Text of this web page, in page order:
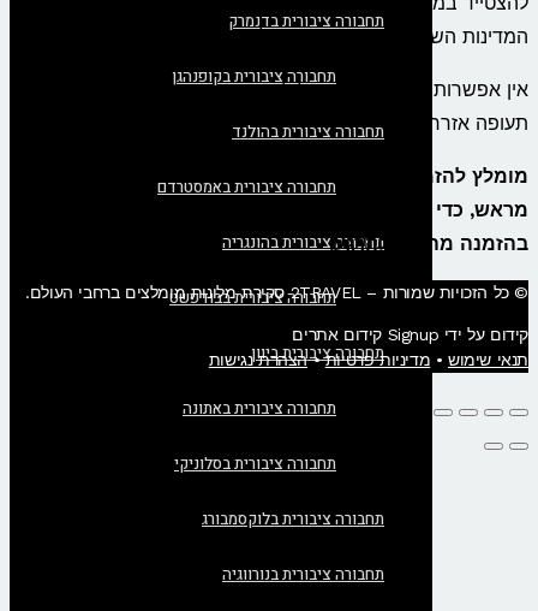
תחבורה ציבורית בדנמרק
תחבורה ציבורית בקופנהגן
תחבורה ציבורית בהולנד
תחבורה ציבורית באמסטרדם
תחבורה ציבורית בהונגריה
תחבורה ציבורית בבודפשט
תחבורה ציבורית ביוון
תחבורה ציבורית באתונה
תחבורה ציבורית בסלוניקי
תחבורה ציבורית בלוקסמבורג
תחבורה ציבורית בנורווגיה
המדינות השכנות עם חציית הגבולות.
אין אפשרות טיסה מזקופנה לזלצבורג, שכן בזקופנה אין נמל
תעופה אזרחי.
מומלץ להזמין כרטיסי אוטובוס או רכבת מזקופנה לזלצבורג
מראש, כדי להבטיח מחירים טובים, זולים ואטרקטיביים יותר
בהזמנה מהרגע להרגע.
© כל הזכויות שמורות – 2TRAVEL סקירת מלונות מומלצים ברחבי העולם.
קידום על ידי Signup קידום אתרים
תנאי שימוש • מדיניות פרטיות•הצהרת נגישות